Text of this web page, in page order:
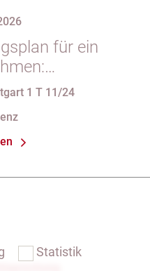
für ein
gegen
1 T 11/24
Statistik